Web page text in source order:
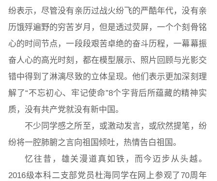
纷表示，尽管没有亲历过战火纷飞的严酷年代，没有亲
历饿殍遍野的穷苦岁月，但是透过荧屏，一个个刻骨铭
心的时间节点，一段段艰苦卓绝的奋斗历程，一幕幕振
奋人心的高光时刻，都在模型展示、照片回顾与光影交
错中得到了淋漓尽致的立体呈现。他们表示更加深刻理
解了“不忘初心、牢记使命”8个字背后所蕴藏的精神实
质，没有共产党就没有新中国。
不少同学感之所至，或激动发言，或欣然提笔，纷
纷将一腔肺腑之言向祖国倾吐，热情告白祖国。
忆往昔，雄关漫道真如铁，而今迈步从头越。
2016级本科二支部党员杜海同学在网上参观了70周年